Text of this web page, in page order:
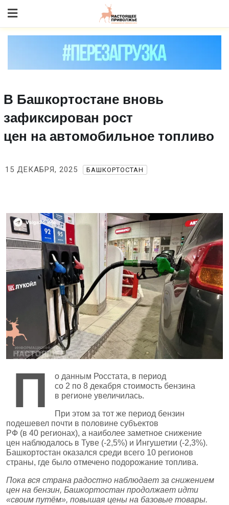
to content
В Башкортостане вновь
зафиксирован рост
цен на автомобильное топливо
15 ДЕКАБРЯ, 2025 БАШКОРТОСТАН
П
о данным Росстата, в период
со 2 по 8 декабря стоимость бензина
в регионе увеличилась.
При этом за тот же период бензин
подешевел почти в половине субъектов
РФ (в 40 регионах), а наиболее заметное снижение
цен наблюдалось в Туве (-2,5%) и Ингушетии (-2,3%).
Башкортостан оказался среди всего 10 регионов
страны, где было отмечено подорожание топлива.
Пока вся страна радостно наблюдает за снижением
цен на бензин, Башкортостан продолжает идти
«своим путём», повышая цены на базовые товары.